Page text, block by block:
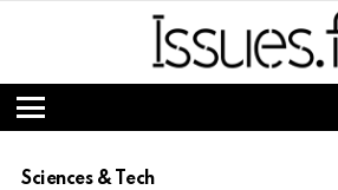
Menu
Sciences & Tech